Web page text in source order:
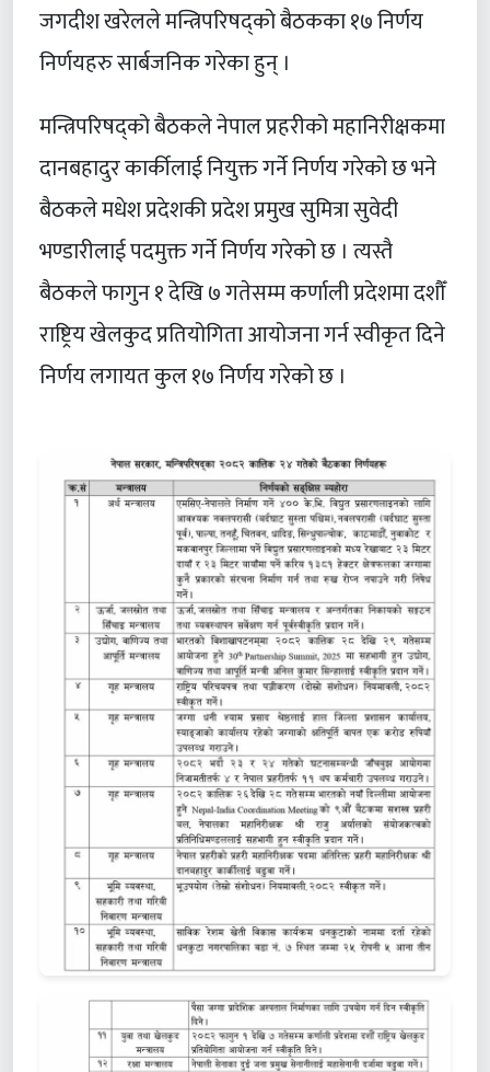
जगदीश खरेलले मन्त्रिपरिषद्को बैठकका १७ निर्णय
निर्णयहरु सार्बजनिक गरेका हुन् ।
मन्त्रिपरिषद्को बैठकले नेपाल प्रहरीको महानिरीक्षकमा
दानबहादुर कार्कीलाई नियुक्त गर्ने निर्णय गरेको छ भने
बैठकले मधेश प्रदेशकी प्रदेश प्रमुख सुमित्रा सुवेदी
भण्डारीलाई पदमुक्त गर्ने निर्णय गरेको छ । त्यस्तै
बैठकले फागुन १ देखि ७ गतेसम्म कर्णाली प्रदेशमा दशौँ
राष्ट्रिय खेलकुद प्रतियोगिता आयोजना गर्न स्वीकृत दिने
निर्णय लगायत कुल १७ निर्णय गरेको छ ।